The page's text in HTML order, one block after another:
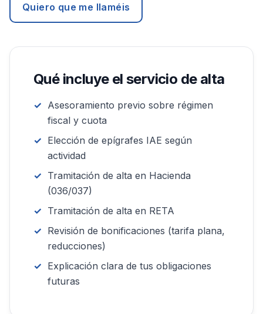
Quiero que me llaméis
Qué incluye el servicio de alta
Asesoramiento previo sobre régimen
fiscal y cuota
Elección de epígrafes IAE según
actividad
Tramitación de alta en Hacienda
(036/037)
Tramitación de alta en RETA
Revisión de bonificaciones (tarifa plana,
reducciones)
Explicación clara de tus obligaciones
futuras